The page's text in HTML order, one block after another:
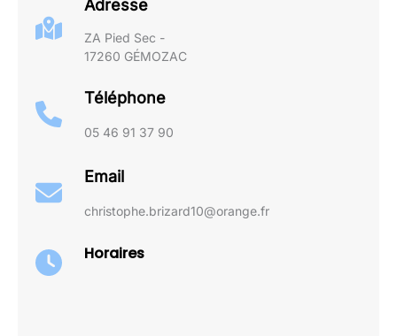
Adresse
ZA Pied Sec -
17260 GÉMOZAC
Téléphone
05 46 91 37 90
Email
christophe.brizard10@orange.fr
Horaires